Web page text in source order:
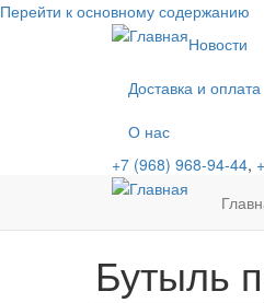
Перейти к основному содержанию
Новости
Доставка и оплата
О нас
+7 (968) 968-94-44,
Бутыль